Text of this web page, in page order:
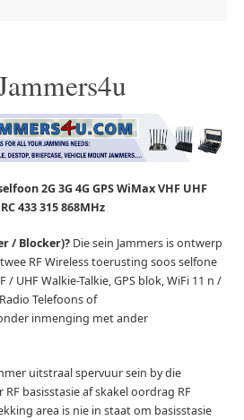
2G 3G 4G GPS WiMax VHF UHF
433 315 868MHz
/ Blocker)?Die sein Jammers is ontwerp
RF Wireless toerusting soos selfone
/ UHF Walkie-Talkie, GPS blok, WiFi 11 n /
Telefoons of
inmenging met ander
uitstraal spervuur sein by die
basisstasie af skakel oordrag RF
area is nie in staat om basisstasie